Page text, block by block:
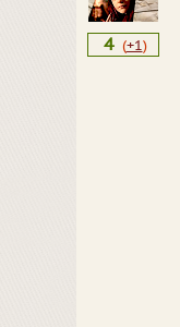
4 (+1)